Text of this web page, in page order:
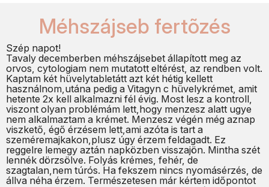
Méhszájseb fertõzés
Szép napot!
Tavaly decemberben méhszájsebet állapított meg az
orvos, cytologiam nem mutatott eltérést, az rendben volt.
Kaptam két hüvelytabletátt azt két hétig kellett
használnom,utána pedig a Vitagyn c hüvelykrémet, amit
hetente 2x kell alkalmazni fél évig. Most lesz a kontroll,
viszont olyan problémám lett,hogy menzesz alatt ugye
nem alkalmaztam a krémet. Menzesz végén még aznap
viszkető, égő érzésem lett,ami azóta is tart a
szeméremajkakon,plusz úgy érzem feldagadt. Ez
reggelre lemegy aztán napközben visszajön. Mintha szét
lennék dörzsölve. Folyás krémes, fehér, de
szagtalan,nem túrós. Ha fekszem nincs nyomásérzés, de
állva néha érzem. Természetesen már kértem időpontot